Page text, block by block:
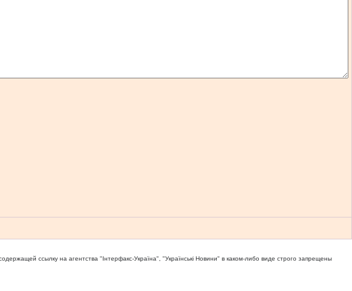
ссылку на агентства "Iнтерфакс-Україна", "Українськi Новини" в каком-либо виде строго запрещены